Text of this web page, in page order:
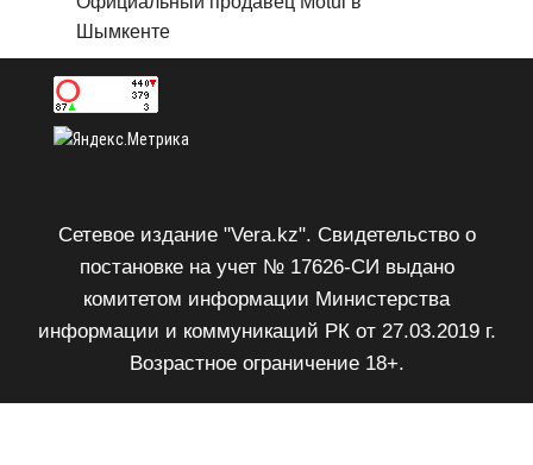
Шымкенте
Сетевое издание "Vera.kz". Свидетельство о
постановке на учет № 17626-СИ выдано
комитетом информации Министерства
информации и коммуникаций РК от 27.03.2019 г.
Возрастное ограничение 18+.